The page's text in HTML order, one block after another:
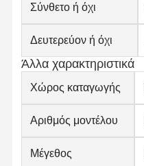
Σύνθετο ή όχι
Δευτερεύον ή όχι
Άλλα χαρακτηριστικά
Χώρος καταγωγής
Αριθμός μοντέλου
Μέγεθος